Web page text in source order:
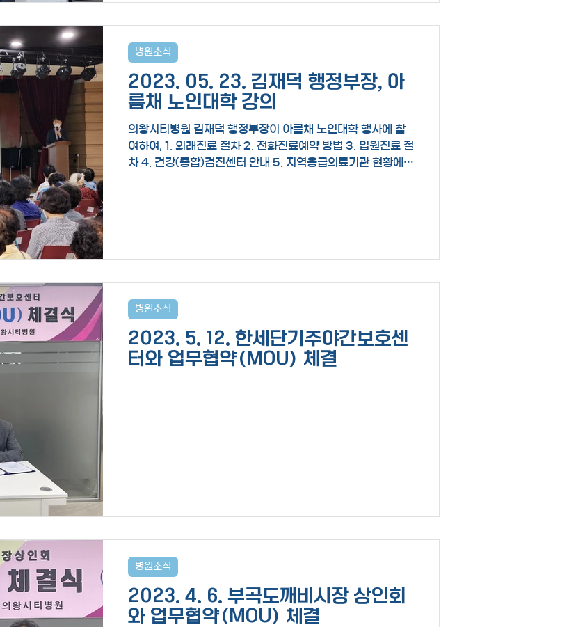
2023. 05. 23. 김재덕 행정부장, 아
름채 노인대학 강의
의왕시티병원 김재덕 행정부장이 아름채 노인대학 행사에 참
여하여, 1. 외래진료 절차 2. 전화진료예약 방법 3. 입원진료 절
차 4. 건강(종합)검진센터 안내 5. 지역응급의료기관 현황에
병원소식
2023. 5. 12. 한세단기주야간보호센
터와 업무협약(MOU) 체결
병원소식
2023. 4. 6. 부곡도깨비시장 상인회
와 업무협약(MOU) 체결
병원소식